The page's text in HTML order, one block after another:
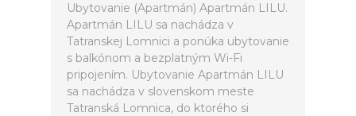
Ubytovanie (Apartmán) Apartmán LILU.
Apartmán LILU sa nachádza v
Tatranskej Lomnici a ponúka ubytovanie
s balkónom a bezplatným Wi-Fi
pripojením. Ubytovanie Apartmán LILU
sa nachádza v slovenskom meste
Tatranská Lomnica, do ktorého si